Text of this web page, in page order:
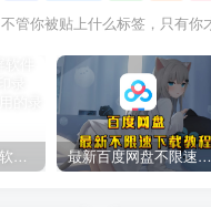
不管你被贴上什么标签，只有你
7款免费好用录屏软件推荐，高清4K无水印录制，主播UP主都在用的录屏软件 最新百度网盘不限速下载教程